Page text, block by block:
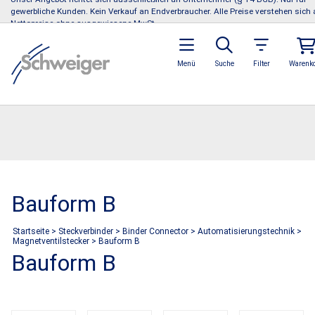
Bauform B
Startseite > Steckverbinder > Binder Connector > Automatisierungstechnik >
Magnetventilstecker > Bauform B
Bauform B
Filter
Suche
Menü
gewerbliche Kunden. Kein Verkauf an Endverbraucher. Alle Preise verstehen sich
Nettopreise ohne ausgewiesene MwSt.